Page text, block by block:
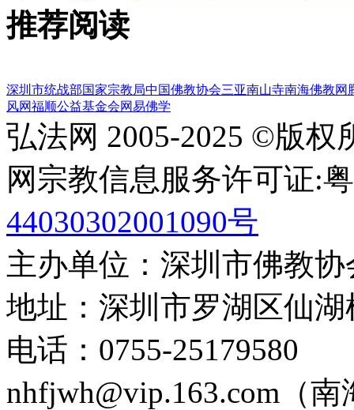
推荐阅读
深圳市统战部国家宗教局中国佛教协会三亚南山寺南海佛教网
风网福顺公益基金会网易佛学
弘法网 2005-2025 ©版权
网宗教信息服务许可证:
44030302001090号
主办单位：深圳市佛教
地址：深圳市罗湖区仙
电话：0755-25179580
nhfjwh@vip.163.com（南